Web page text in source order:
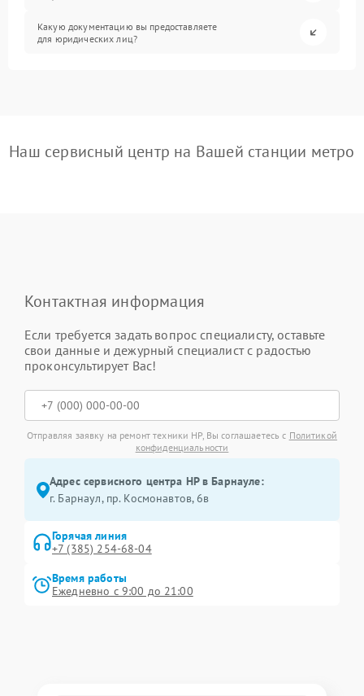
Какую документацию вы предоставляете
для юридических лиц?
Наш сервисный центр на Вашей станции метро
Контактная информация
Если требуется задать вопрос специалисту, оставьте
свои данные и дежурный специалист с радостью
проконсультирует Вас!
Отправляя заявку на ремонт техники HP, Вы соглашаетесь с Политикой
конфиденциальности
Адрес сервисного центра HP в Барнауле:
г. Барнаул, ​пр. Космонавтов, 6в
Горячая линия
+7 (385) 254-68-04
Время работы
Ежедневно с 9:00 до 21:00